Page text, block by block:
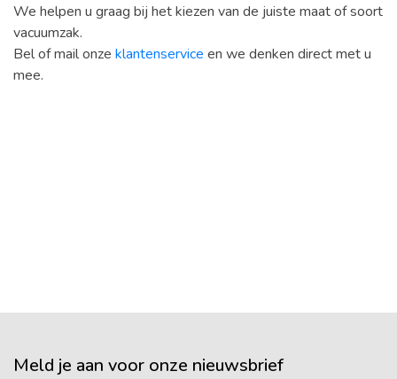
We helpen u graag bij het kiezen van de juiste maat of soort
vacuumzak.
Bel of mail onze klantenservice en we denken direct met u
mee.
Meld je aan voor onze nieuwsbrief